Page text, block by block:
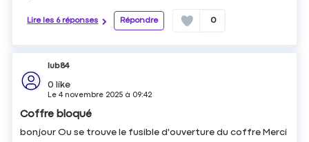
Lire les 6 réponses Répondre 0
lub84
0 like
Le4 novembre 2025 à 09:42
Coffre bloqué
bonjour Ou se trouve le fusible d'ouverture du coffre Merci